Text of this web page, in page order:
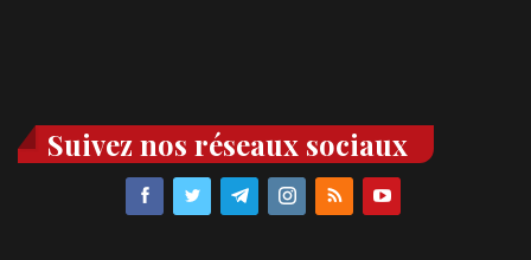
Suivez nos réseaux sociaux